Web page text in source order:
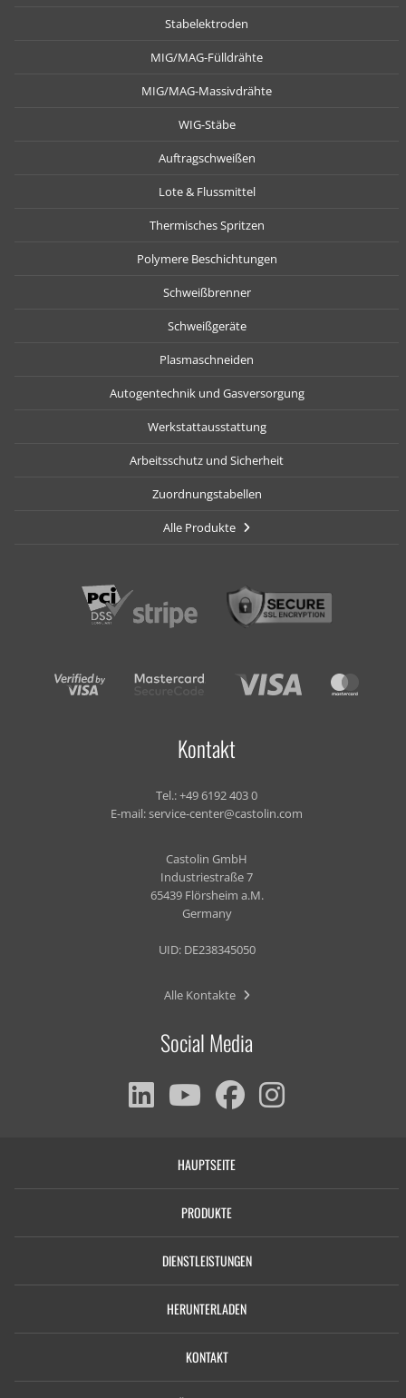
Stabelektroden
MIG/MAG-Fülldrähte
MIG/MAG-Massivdrähte
WIG-Stäbe
Auftragschweißen
Lote & Flussmittel
Thermisches Spritzen
Polymere Beschichtungen
Schweißbrenner
Schweißgeräte
Plasmaschneiden
Autogentechnik und Gasversorgung
Werkstattausstattung
Arbeitsschutz und Sicherheit
Zuordnungstabellen
Alle Produkte
Kontakt
Tel.:+49 6192 403 0
E-mail:service-center@castolin.com
Castolin GmbH
Industriestraße 7
65439 Flörsheim a.M.
Germany
UID: DE238345050
Alle Kontakte
Social Media
HAUPTSEITE
PRODUKTE
DIENSTLEISTUNGEN
HERUNTERLADEN
KONTAKT